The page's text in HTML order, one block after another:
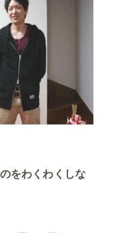
をわくわくしな